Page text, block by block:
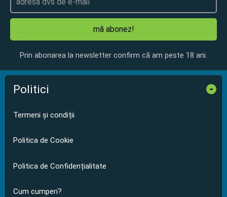
mă abonez!
Prin abonarea la newsletter confirm că am peste 18 ani.
Politici -
Termeni și condiții
Politica de Cookie
Politica de Confidențialitate
Cum cumperi?